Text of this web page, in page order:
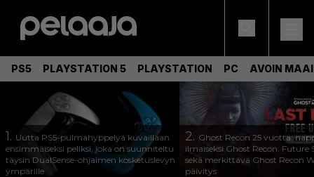
PS5 PLAYSTATION 5 PLAYSTATION PC AVOIN
1. Uutta PS5-pulmahyppelyä kuvaillaan
ensimmäiseksi peliksi, joka on suunniteltu
täysin DualSense-ohjaimen kosketuslevyn
ympärille
2. Ghost Recon 25 vuotta:
ilmaiseksi Ghost Recon: Future
sekä merkittävä Ghost Recon
päivitys